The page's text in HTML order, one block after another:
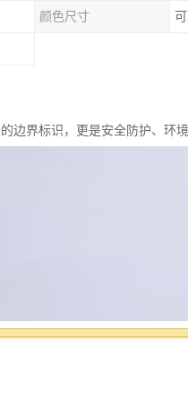
颜色尺寸
界标识，更是安全防护、环